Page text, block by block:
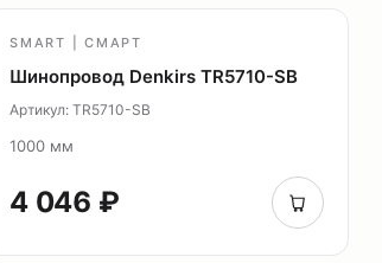
SMART | СМАРТ
Шинопровод Denkirs TR5710-SB
Артикул: TR5710-SB
1000 мм
4 046 ₽